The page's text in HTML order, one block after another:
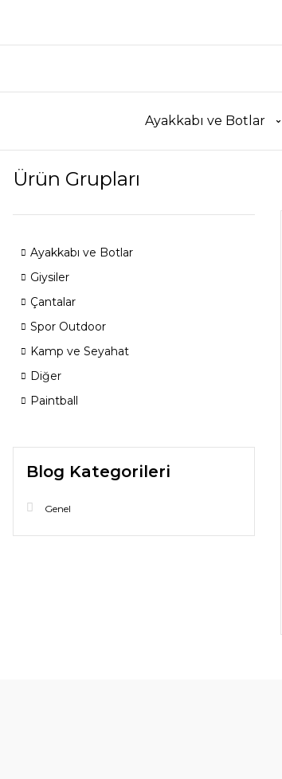
Ayakkabı ve Botlar
Ürün Grupları
Ayakkabı ve Botlar
Giysiler
Çantalar
Spor Outdoor
Kamp ve Seyahat
Diğer
Paintball
Blog Kategorileri
Genel